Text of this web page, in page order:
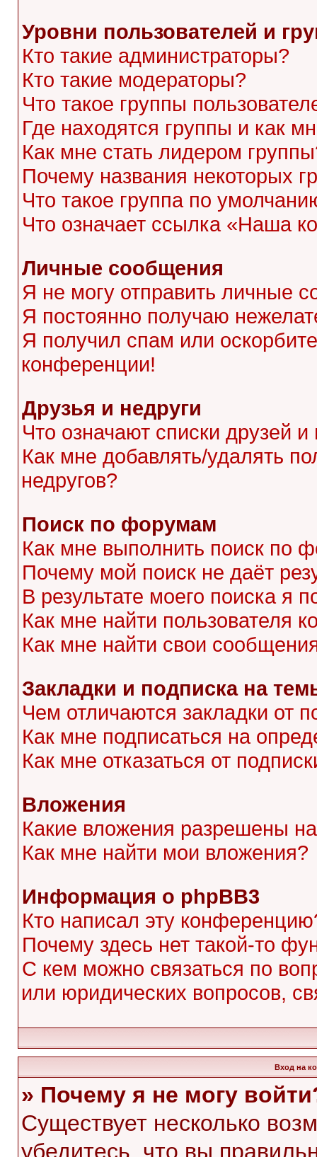
Уровни пользователей и
Кто такие администраторы?
Кто такие модераторы?
Что такое группы
Где находятся группы и как
Как мне стать лидером
Почему названия некоторых
Что такое группа по
Что означает ссылка «Наша
Личные сообщения
Я не могу отправить личные
Я постоянно получаю
Я получил спам или
конференции!
Друзья и недруги
Что означают списки друзей и
Как мне добавлять/удалять
недругов?
Поиск по форумам
Как мне выполнить поиск по
Почему мой поиск не даёт
В результате моего поиска я
Как мне найти пользователя
Как мне найти свои
Закладки и подписка на
Чем отличаются закладки от
Как мне подписаться на
Как мне отказаться от
Вложения
Какие вложения разрешены
Как мне найти мои вложения?
Информация о phpBB3
Кто написал эту
Почему здесь нет такой-то
С кем можно связаться по
или юридических вопросов,
Вход на
» Почему я не могу
Существует несколько
убедитесь, что вы